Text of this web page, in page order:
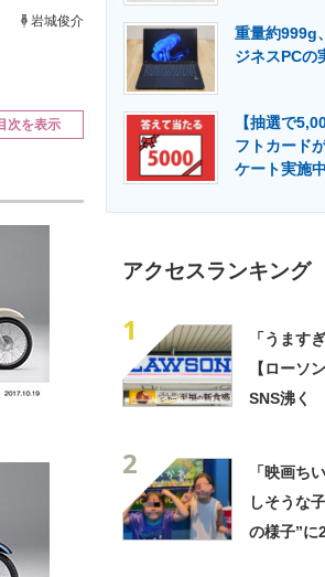
エネルギーの専門メディア 建設×テ
岩城俊介
次を表示
重量約999g
ジネスPCの
【抽選で
フトカード
ケート実施中
アクセスランキング
1
「うます
【ローソ
SNS沸く
2
「映画ち
しそうな
の様子”に